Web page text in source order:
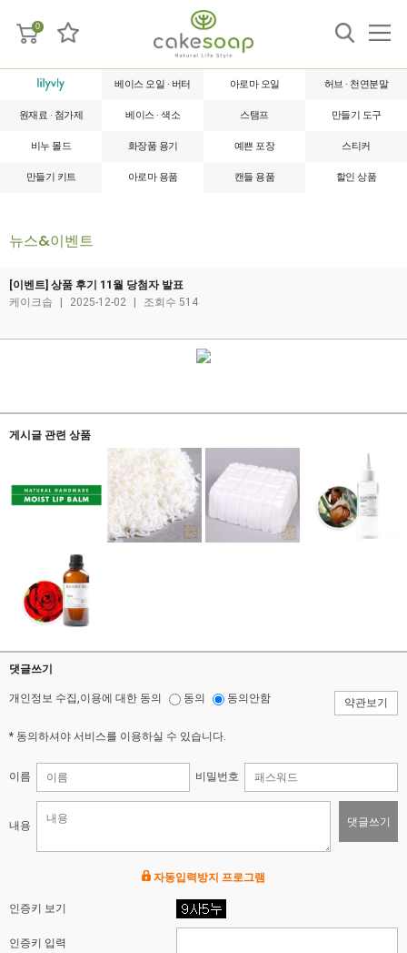
0
베이스 오일 · 버터 아로마 오일 허브 · 천연분말
원재료 · 첨가제 베이스 · 색소 스탬프 만들기 도구
비누 몰드 화장품 용기 예쁜 포장 스티커
만들기 키트 아로마 용품 캔들 용품 할인 상품
뉴스&이벤트
[이벤트] 상품 후기 11월 당첨자 발표
케이크솝
2025-12-02 조회수 514
게시글 관련 상품
댓글쓰기
개인정보 수집,이용에 대한 동의 동의 동의안함 약관보기
* 동의하셔야 서비스를 이용하실 수 있습니다.
이름 비밀번호
내용 댓글쓰기
자동입력방지 프로그램
인증키 보기
인증키 입력